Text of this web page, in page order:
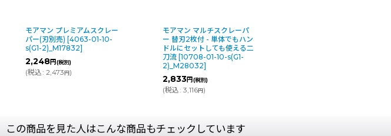
モアマン プレミアムスクレー
パー(刃別売) [4063-01-10-
s(G1-2)_M17832]
2,248円(税別)
(税込: 2,473円)
モアマン マルチスクレーパ
ー 替刃2枚付 - 単体でもハン
ドルにセットしても使える二
刀流 [10708-01-10-s(G1-
2)_M28032]
2,833円(税別)
(税込: 3,116円)
この商品を見た人はこんな商品もチェックしています